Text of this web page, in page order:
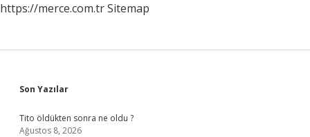
https://merce.com.trSitemap
Sidebar
Son Yazılar
Tito öldükten sonra ne oldu ?
Ağustos 8, 2026